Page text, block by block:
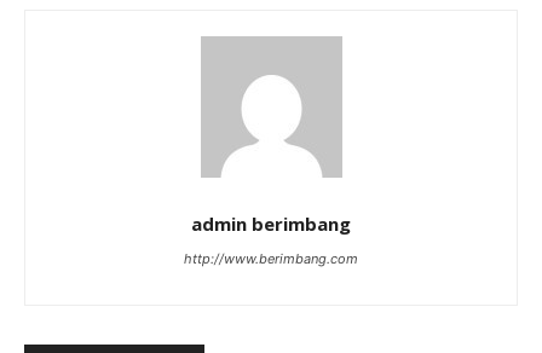
admin berimbang
http://www.berimbang.com